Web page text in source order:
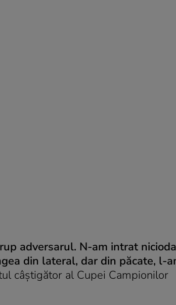
adversarul. N-am intrat
din lateral, dar din păcate, l-
câştigător al Cupei Campionilor